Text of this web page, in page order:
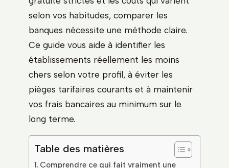
selon vos habitudes, comparer les
banques nécessite une méthode claire.
Ce guide vous aide à identifier les
établissements réellement les moins
chers selon votre profil, à éviter les
pièges tarifaires courants et à maintenir
vos frais bancaires au minimum sur le
long terme.
Table des matières
Comprendre ce qui fait vraiment une